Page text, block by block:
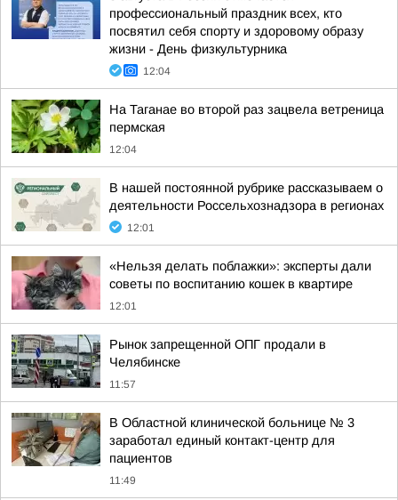
профессиональный праздник всех, кто
посвятил себя спорту и здоровому образу
жизни - День физкультурника
12:04
На Таганае во второй раз зацвела ветреница
пермская
12:04
В нашей постоянной рубрике рассказываем о
деятельности Россельхознадзора в регионах
12:01
«Нельзя делать поблажки»: эксперты дали
советы по воспитанию кошек в квартире
12:01
Рынок запрещенной ОПГ продали в
Челябинске
11:57
В Областной клинической больнице № 3
заработал единый контакт-центр для
пациентов
11:49